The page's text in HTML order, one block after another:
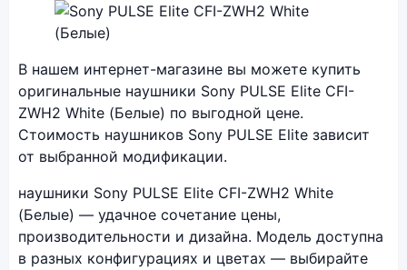
В нашем интернет-магазине вы можете купить
оригинальные наушники Sony PULSE Elite CFI-
ZWH2 White (Белые) по выгодной цене.
Стоимость наушников Sony PULSE Elite зависит
от выбранной модификации.
наушники Sony PULSE Elite CFI-ZWH2 White
(Белые) — удачное сочетание цены,
производительности и дизайна. Модель доступна
в разных конфигурациях и цветах — выбирайте